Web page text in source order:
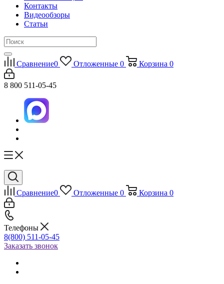
Контакты
Видеообзоры
Статьи
Сравнение0 Отложенные 0 Корзина 0
8 800 511-05-45
Сравнение0 Отложенные 0 Корзина 0
Телефоны
8(800) 511-05-45
Заказать звонок